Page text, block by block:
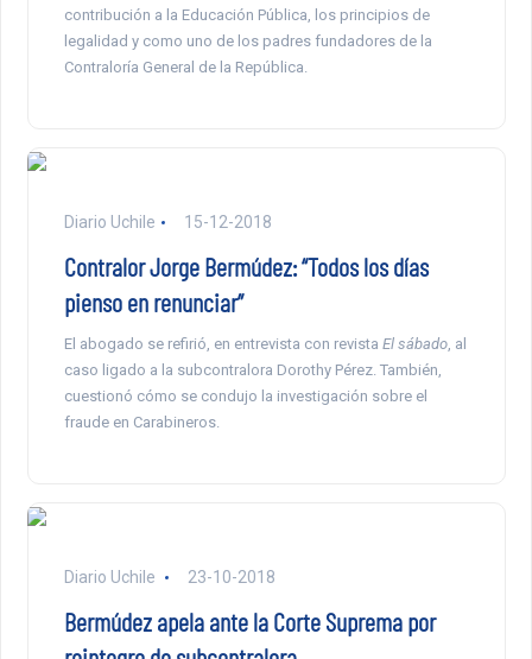
contribución a la Educación Pública, los principios de
legalidad y como uno de los padres fundadores de la
Contraloría General de la República.
Diario Uchile 15-12-2018
Contralor Jorge Bermúdez: “Todos los días
pienso en renunciar”
El abogado se refirió, en entrevista con revista El sábado, al
caso ligado a la subcontralora Dorothy Pérez. También,
cuestionó cómo se condujo la investigación sobre el
fraude en Carabineros.
Diario Uchile 23-10-2018
Bermúdez apela ante la Corte Suprema por